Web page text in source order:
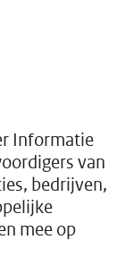
Informatie
van
bedrijven,
mee op